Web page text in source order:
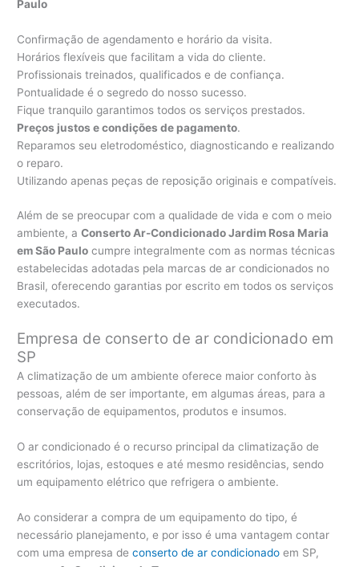
Paulo
Confirmação de agendamento e horário da visita.
Horários flexíveis que facilitam a vida do cliente.
Profissionais treinados, qualificados e de confiança.
Pontualidade é o segredo do nosso sucesso.
Fique tranquilo garantimos todos os serviços prestados.
Preços justos e condições de pagamento.
Reparamos seu eletrodoméstico, diagnosticando e realizando
o reparo.
Utilizando apenas peças de reposição originais e compatíveis.
Além de se preocupar com a qualidade de vida e com o meio
ambiente, aConserto Ar-Condicionado Jardim Rosa Maria
em São Paulo cumpre integralmente com as normas técnicas
estabelecidas adotadas pela marcas de ar condicionados no
Brasil, oferecendo garantias por escrito em todos os serviços
executados.
Empresa de conserto de ar condicionado em
SP
A climatização de um ambiente oferece maior conforto às
pessoas, além de ser importante, em algumas áreas, para a
conservação de equipamentos, produtos e insumos.
O ar condicionado é o recurso principal da climatização de
escritórios, lojas, estoques e até mesmo residências, sendo
um equipamento elétrico que refrigera o ambiente.
Ao considerar a compra de um equipamento do tipo, é
necessário planejamento, e por isso é uma vantagem contar
com uma empresa deconserto de ar condicionado em SP,